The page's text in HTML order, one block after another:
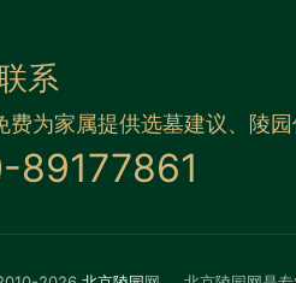
系
费为家属提供选墓建议、陵
89177861